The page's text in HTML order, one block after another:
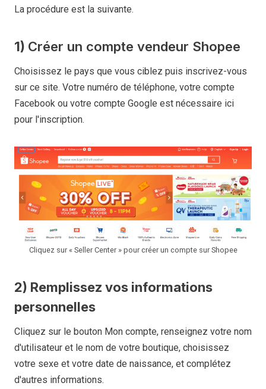
La procédure est la suivante.
1) Créer un compte vendeur Shopee
Choisissez le pays que vous ciblez puis inscrivez-vous
sur ce site. Votre numéro de téléphone, votre compte
Facebook ou votre compte Google est nécessaire ici
pour l'inscription.
Cliquez sur « Seller Center » pour créer un compte sur Shopee
2) Remplissez vos informations
personnelles
Cliquez sur le bouton Mon compte, renseignez votre nom
d'utilisateur et le nom de votre boutique, choisissez
votre sexe et votre date de naissance, et complétez
d'autres informations.